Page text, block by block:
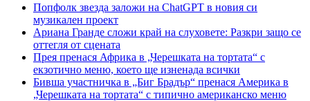
Попфолк звезда заложи на ChatGPT в новия си
музикален проект
Ариана Гранде сложи край на слуховете: Разкри защо се
оттегля от сцената
Прея пренася Африка в „Черешката на тортата“ с
екзотично меню, което ще изненада всички
Бивша участничка в „Биг Брадър“ пренася Америка в
„Черешката на тортата“ с типично американско меню